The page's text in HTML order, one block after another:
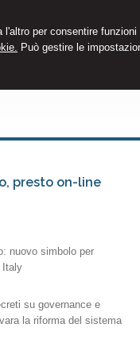
per consentire
Può gestire le
presto on-line
nuovo simbolo per
Italy
su governance e
la riforma del sistema